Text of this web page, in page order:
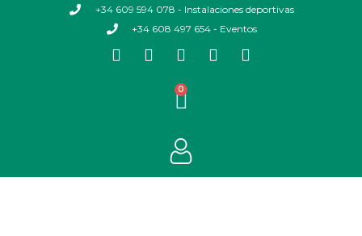
+34 609 594 078 - Instalaciones deportivas
+34 608 497 654 - Eventos
0